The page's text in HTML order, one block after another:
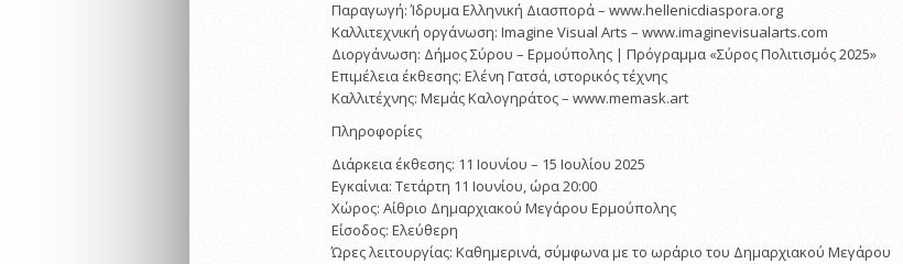
Παραγωγή: Ίδρυμα Ελληνική Διασπορά – www.hellenicdiaspora.org
Καλλιτεχνική οργάνωση: Imagine Visual Arts – www.imaginevisualarts.com
Διοργάνωση: Δήμος Σύρου – Ερμούπολης | Πρόγραμμα «Σύρος Πολιτισμός 2025»
Επιμέλεια έκθεσης: Ελένη Γατσά, ιστορικός τέχνης
Καλλιτέχνης: Μεμάς Καλογηράτος – www.memask.art
Πληροφορίες
Διάρκεια έκθεσης: 11 Ιουνίου – 15 Ιουλίου 2025
Εγκαίνια: Τετάρτη 11 Ιουνίου, ώρα 20:00
Χώρος: Αίθριο Δημαρχιακού Μεγάρου Ερμούπολης
Είσοδος: Ελεύθερη
Ώρες λειτουργίας: Καθημερινά, σύμφωνα με το ωράριο του Δημαρχιακού Μεγάρου